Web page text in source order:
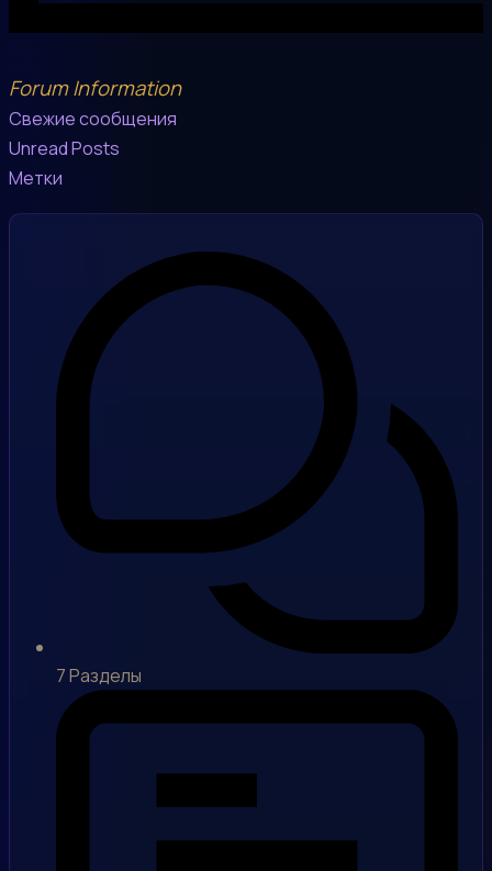
Forum Information
Свежие сообщения
Unread Posts
Метки
7Разделы